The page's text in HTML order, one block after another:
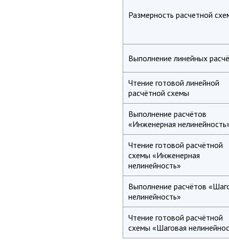
Размерность расчетной
Выполнение линейных
Чтение готовой линейной
расчётной схемы
Выполнение расчётов
«Инженерная
Чтение готовой расчётной
схемы «Инженерная
нелинейность»
Выполнение расчётов
нелинейность»
Чтение готовой расчётной
схемы «Шаговая